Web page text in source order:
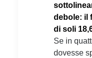
debole: il
di soli
Se in
dovesse